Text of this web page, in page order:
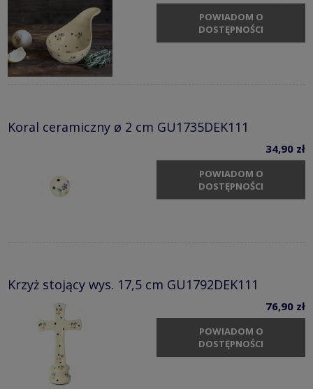
POWIADOM O
DOSTĘPNOŚCI
Koral ceramiczny ø 2 cm GU1735DEK111
34,90 zł
POWIADOM O
DOSTĘPNOŚCI
Krzyż stojący wys. 17,5 cm GU1792DEK111
76,90 zł
POWIADOM O
DOSTĘPNOŚCI